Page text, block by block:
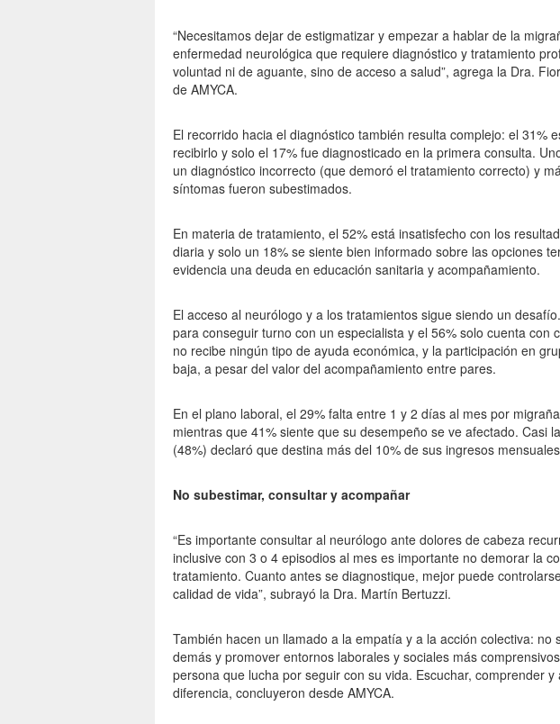
“Necesitamos dejar de estigmatizar y empezar a hablar de la
enfermedad neurológica que requiere diagnóstico y tratamiento
voluntad ni de aguante, sino de acceso a salud”, agrega la Dra.
de AMYCA.
El recorrido hacia el diagnóstico también resulta complejo: el 31%
recibirlo y solo el 17% fue diagnosticado en la primera consulta.
un diagnóstico incorrecto (que demoró el tratamiento correcto) y
síntomas fueron subestimados.
En materia de tratamiento, el 52% está insatisfecho con los
diaria y solo un 18% se siente bien informado sobre las opciones
evidencia una deuda en educación sanitaria y acompañamiento.
El acceso al neurólogo y a los tratamientos sigue siendo un
para conseguir turno con un especialista y el 56% solo cuenta con
no recibe ningún tipo de ayuda económica, y la participación en
baja, a pesar del valor del acompañamiento entre pares.
En el plano laboral, el 29% falta entre 1 y 2 días al mes por
mientras que 41% siente que su desempeño se ve afectado. Casi
(48%) declaró que destina más del 10% de sus ingresos
No subestimar, consultar y acompañar
“Es importante consultar al neurólogo ante dolores de cabeza
inclusive con 3 o 4 episodios al mes es importante no demorar la
tratamiento. Cuanto antes se diagnostique, mejor puede
calidad de vida”, subrayó la Dra. Martín Bertuzzi.
También hacen un llamado a la empatía y a la acción colectiva: no
demás y promover entornos laborales y sociales más
persona que lucha por seguir con su vida. Escuchar, comprender
diferencia, concluyeron desde AMYCA.